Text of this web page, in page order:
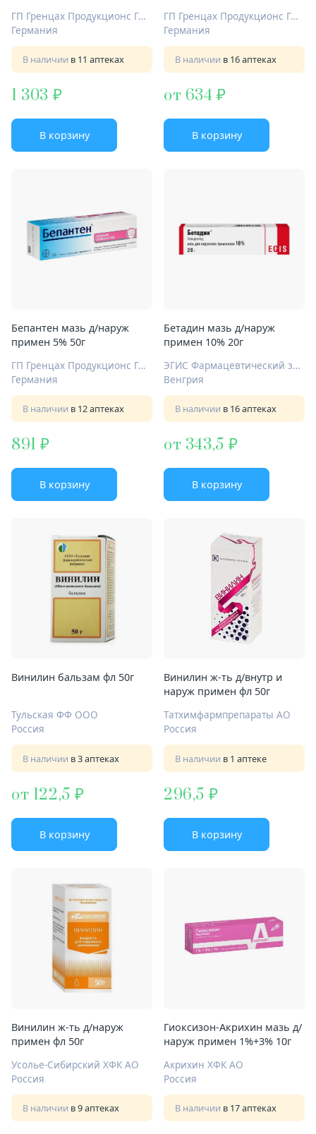
ГП Гренцах Продукционс ГмбХ
Германия
В наличии в 11 аптеках
1 303
В корзину
ГП Гренцах Продукционс ГмбХ
Германия
В наличии в 16 аптеках
от 634
В корзину
Бепантен мазь д/наруж
примен 5% 50г
ГП Гренцах Продукционс ГмбХ
Германия
В наличии в 12 аптеках
891
В корзину
Бетадин мазь д/наруж
примен 10% 20г
ЭГИС Фармацевтический завод ЗАО
Венгрия
В наличии в 16 аптеках
от 343,5
В корзину
Винилин бальзам фл 50г
Тульская ФФ ООО
Россия
В наличии в 3 аптеках
от 122,5
В корзину
Винилин ж-ть д/внутр и
наруж примен фл 50г
Татхимфармпрепараты АО
Россия
В наличии в 1 аптеке
296,5
В корзину
Винилин ж-ть д/наруж
примен фл 50г
Усолье-Сибирский ХФК АО
Россия
В наличии в 9 аптеках
Гиоксизон-Акрихин мазь д/
наруж примен 1%+3% 10г
Акрихин ХФК АО
Россия
В наличии в 17 аптеках